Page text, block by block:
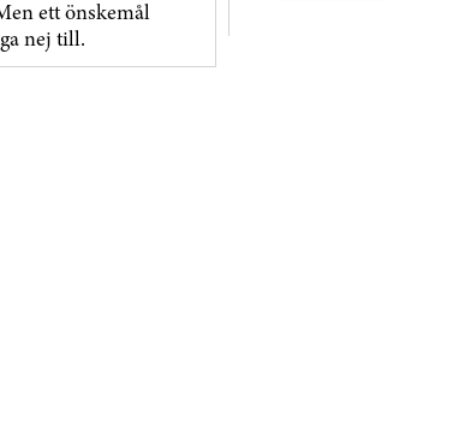
ett önskemål
nej till.